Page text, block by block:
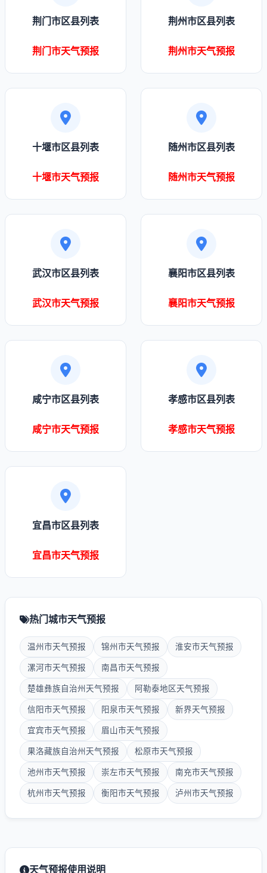
荆门市区县列表
荆门市天气预报
荆州市区县列表
荆州市天气预报
十堰市区县列表
十堰市天气预报
随州市区县列表
随州市天气预报
武汉市区县列表
武汉市天气预报
襄阳市区县列表
襄阳市天气预报
咸宁市区县列表
咸宁市天气预报
孝感市区县列表
孝感市天气预报
宜昌市区县列表
宜昌市天气预报
热门城市天气预报
温州市天气预报 锦州市天气预报 淮安市天气预报
漯河市天气预报 南昌市天气预报
楚雄彝族自治州天气预报 阿勒泰地区天气预报
信阳市天气预报 阳泉市天气预报 新界天气预报
宜宾市天气预报 眉山市天气预报
果洛藏族自治州天气预报 松原市天气预报
池州市天气预报 崇左市天气预报 南充市天气预报
杭州市天气预报 衡阳市天气预报 泸州市天气预报
天气预报使用说明